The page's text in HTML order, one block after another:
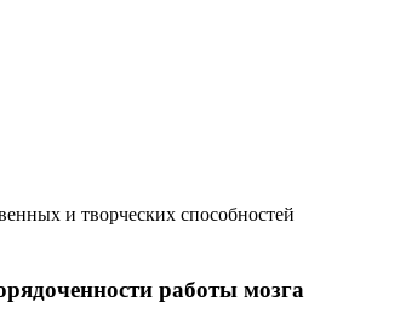
и творческих способностей
работы мозга